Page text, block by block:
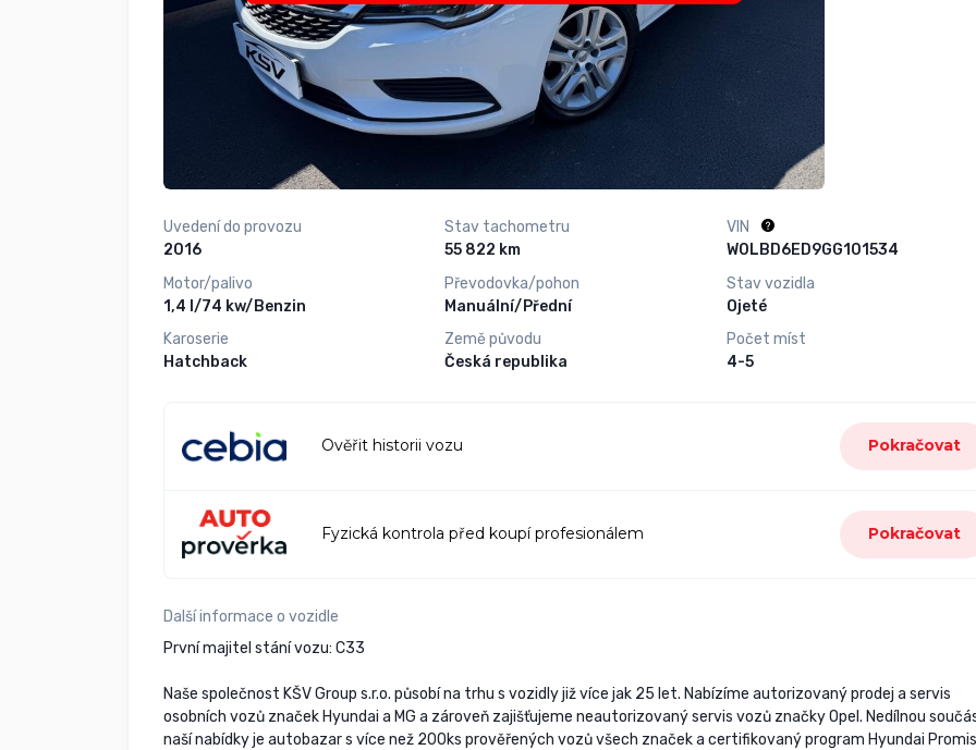
Uvedení do provozu
2016
Motor/palivo
1,4 l/74 kw/Benzin
Karoserie
Hatchback
Stav tachometru
55 822 km
Převodovka/pohon
Manuální/Přední
Země původu
Česká republika
VIN
W0LBD6ED9GG101534
Stav vozidla
Ojeté
Počet míst
4-5
Ověřit historii vozu Pokračovat
Fyzická kontrola před koupí profesionálem Pokračovat
Další informace o vozidle
První majitel stání vozu: C33
Naše společnost KŠV Group s.r.o. působí na trhu s vozidly již více jak 25 let. Nabízíme autorizovaný prodej a servis
osobních vozů značek Hyundai a MG a zároveň zajišťujeme neautorizovaný servis vozů značky Opel. Nedílnou
naší nabídky je autobazar s více než 200ks prověřených vozů všech značek a certifikovaný program Hyundai